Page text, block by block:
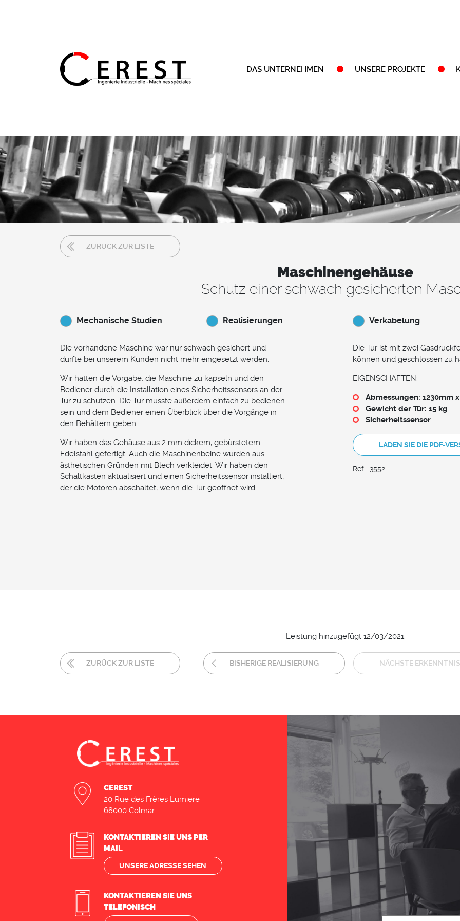
DAS UNTERNEHMEN UNSERE PROJEKTE
ZURÜCK ZUR LISTE
Maschinengehäuse
Schutz einer schwach gesicherten
Mechanische Studien Realisierungen Verkabelung
Die vorhandene Maschine war nur schwach gesichert und
durfte bei unserem Kunden nicht mehr eingesetzt werden.
Wir hatten die Vorgabe, die Maschine zu kapseln und den
Bediener durch die Installation eines Sicherheitssensors an der
Tür zu schützen. Die Tür musste außerdem einfach zu bedienen
sein und dem Bediener einen Überblick über die Vorgänge in
den Behältern geben.
Wir haben das Gehäuse aus 2 mm dickem, gebürstetem
Edelstahl gefertigt. Auch die Maschinenbeine wurden aus
ästhetischen Gründen mit Blech verkleidet. Wir haben den
Schaltkasten aktualisiert und einen Sicherheitssensor installiert,
der die Motoren abschaltet, wenn die Tür geöffnet wird.
Die Tür ist mit zwei
können und geschlossen zu
EIGENSCHAFTEN:
Abmessungen: 1230mm
Gewicht der Tür: 15 kg
Sicherheitssensor
LADEN SIE DIE PDF-
Ref : 3552
Leistung hinzugefügt 12/03/2021
BISHERIGE REALISIERUNG NÄCHSTE ERKENNTNIS
ZURÜCK ZUR LISTE
CEREST
20 Rue des Frères Lumiere
68000 Colmar
KONTAKTIEREN SIE UNS PER
MAIL
UNSERE ADRESSE SEHEN
KONTAKTIEREN SIE UNS
TELEFONISCH